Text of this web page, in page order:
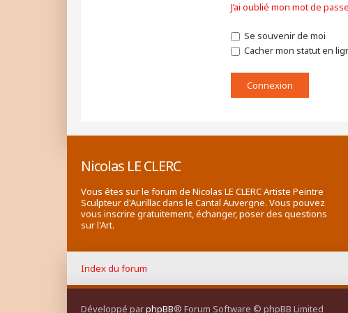
J’ai oublié mon mot de passe
Se souvenir de moi
Cacher mon statut en
Nicolas LE CLERC
Vous êtes sur le forum de Nicolas LE CLERC Artiste Peintre
Sculpteur d'Aurillac dans le Cantal Auvergne. Vous pouvez
vous inscrire gratuitement, échanger, poser des questions
sur l'Art.
Index du forum
Développé parphpBB® Forum Software © phpBB Limited